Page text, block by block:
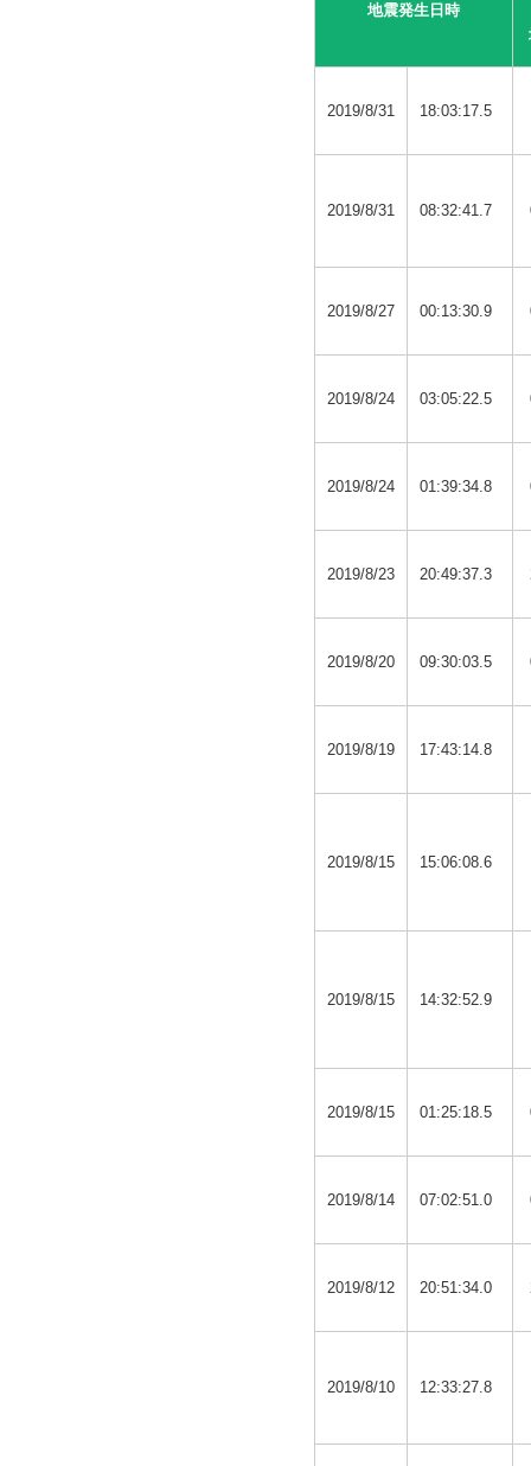
地震発生日時
2019/8/31 18:03:17.5
2019/8/31 08:32:41.7
2019/8/27 00:13:30.9
2019/8/24 03:05:22.5
2019/8/24 01:39:34.8
2019/8/23 20:49:37.3
2019/8/20 09:30:03.5
2019/8/19 17:43:14.8
2019/8/15 15:06:08.6
2019/8/15 14:32:52.9
2019/8/15 01:25:18.5
2019/8/14 07:02:51.0
2019/8/12 20:51:34.0
2019/8/10 12:33:27.8